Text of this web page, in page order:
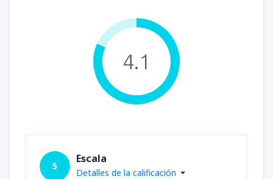
4.1
5
Escala
Detalles de la calificación